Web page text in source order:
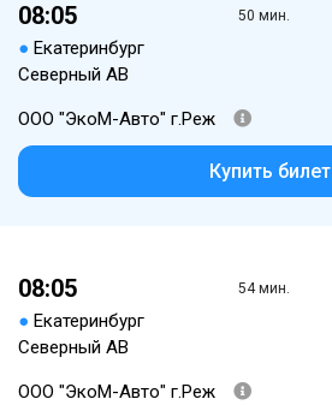
08:05
● Екатеринбург
Северный АВ
50 мин.
ООО "ЭкоМ-Авто" г.Реж
Купить билет
08:05
● Екатеринбург
Северный АВ
54 мин.
ООО "ЭкоМ-Авто" г.Реж